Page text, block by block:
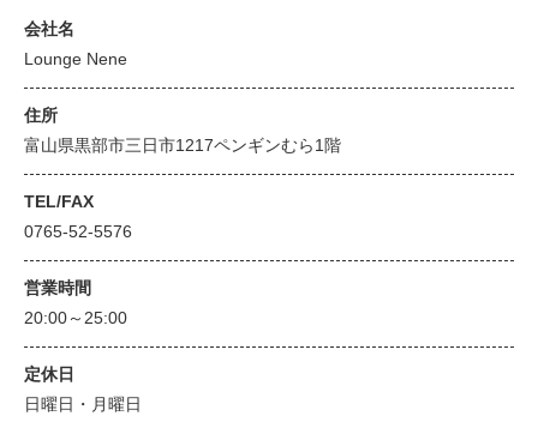
会社名
Lounge Nene
住所
富山県黒部市三日市1217ペンギンむら1階
TEL/FAX
0765-52-5576
営業時間
20:00～25:00
定休日
日曜日・月曜日